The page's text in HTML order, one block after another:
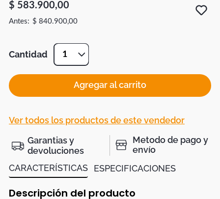
$ 583.900,00
$ 840.900,00
Cantidad 1
Agregar al carrito
Ver todos los productos de este vendedor
Garantias y
devoluciones
Metodo de pago y
envío
CARACTERÍSTICAS
ESPECIFICACIONES
Descripción del producto